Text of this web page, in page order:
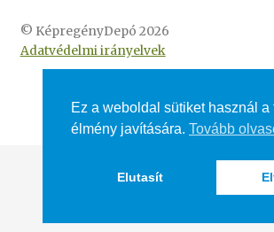
© KépregényDepó 2026
Adatvédelmi irányelvek
Ez a weboldal sütiket használ
élmény javítására. Tovább
Elutasít